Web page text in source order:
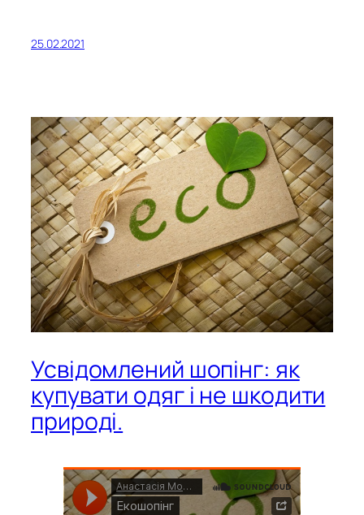
25.02.2021
Усвідомлений шопінг: як
купувати одяг і не шкодити
природі.